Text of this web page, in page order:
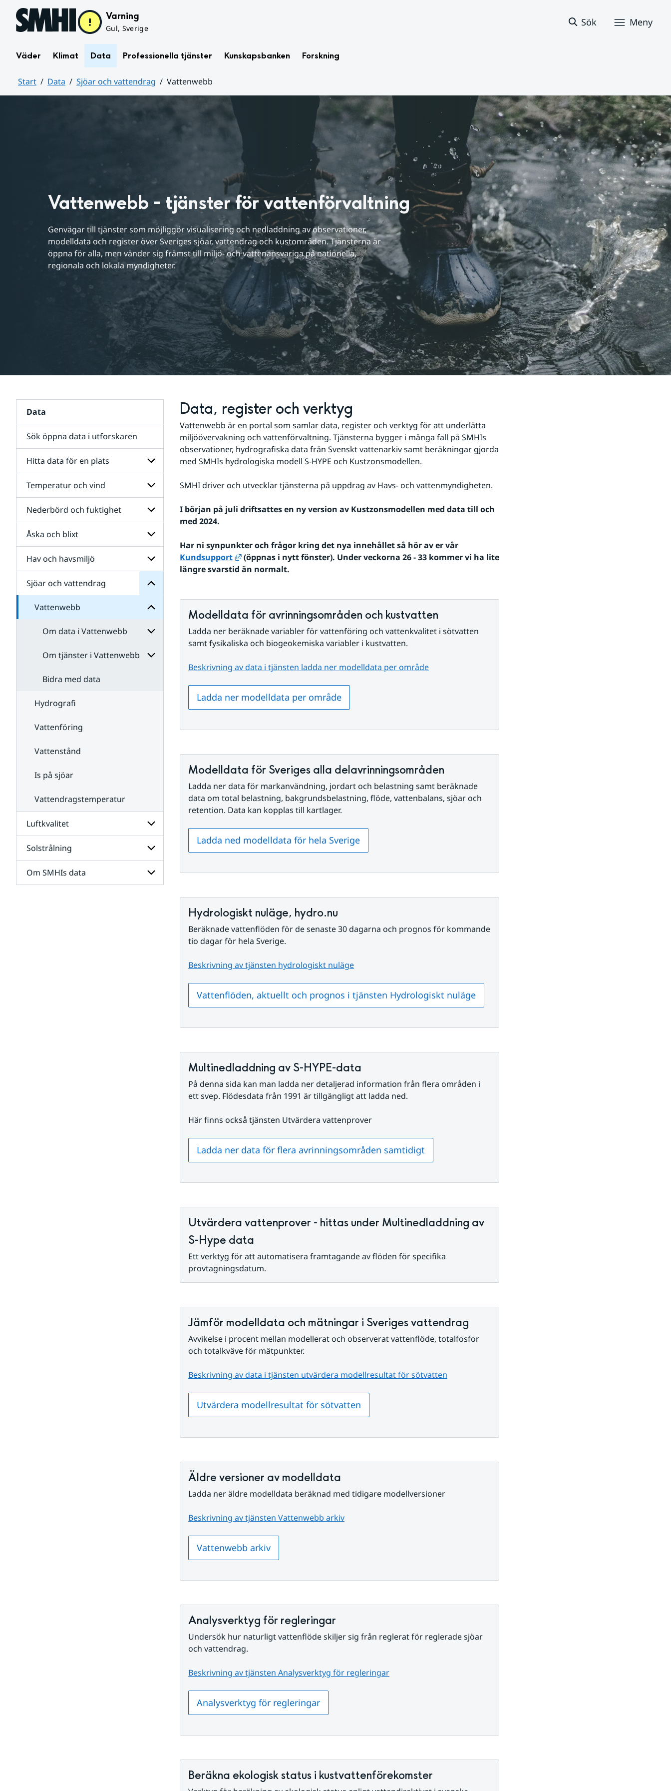
Hoppa till sidans innehåll Varning
Gul, Sverige
Sök Meny
Väder Klimat Data Professionella tjänster Kunskapsbanken Forskning
Start Data Sjöar och vattendrag
Vattenwebb
Vattenwebb - tjänster för vattenförvaltning
Genvägar till tjänster som möjliggör visualisering och nedladdning av observationer,
modelldata och register över Sveriges sjöar, vattendrag och kustområden. Tjänsterna är
öppna för alla, men vänder sig främst till miljö- och vattenansvariga på nationella,
regionala och lokala myndigheter.
Data
Sök öppna data i utforskaren
Hitta data för en plats
Undersidor
för
Hitta
data
för
en
Temperatur och vind
Undersidor
för
Temperatur
och
vind
Nederbörd och fuktighet
Undersidor
för
Nederbörd
och
fuktighet
Åska och blixt
Undersidor
för
Åska
och
Hav och havsmiljö
Undersidor
Hav
och
Sjöar och vattendrag
Undersidor
för
Sjöar
och
vattendrag
Vattenwebb
Undersidor
för
Vattenwebb
Om data i Vattenwebb
Undersidor
Om tjänster i Vattenwebb
Vattenwebb
Bidra med data
Hydrografi
Vattenföring
Vattenstånd
Is på sjöar
Vattendragstemperatur
Luftkvalitet
Undersidor
för
Luftkvalitet
Solstrålning
Undersidor
för
Om SMHIs data
Undersidor
Data, register och verktyg
Vattenwebb är en portal som samlar data, register och verktyg för att underlätta
miljöövervakning och vattenförvaltning. Tjänsterna bygger i många fall på SMHIs
observationer, hydrografiska data från Svenskt vattenarkiv samt beräkningar gjorda
med SMHIs hydrologiska modell S-HYPE och Kustzonsmodellen.
SMHI driver och utvecklar tjänsterna på uppdrag av Havs- och vattenmyndigheten.
I början på juli driftsattes en ny version av Kustzonsmodellen med data till och
med 2024.
Har ni synpunkter och frågor kring det nya innehållet så hör av er vår
Kundsupport
Länk till annan webbplats, öppnas i nytt fönster.
(öppnas i nytt fönster). Under veckorna 26 - 33 kommer vi ha lite
längre svarstid än normalt.
Modelldata för avrinningsområden och kustvatten
Ladda ner beräknade variabler för vattenföring och vattenkvalitet i sötvatten
samt fysikaliska och biogeokemiska variabler i kustvatten.
Beskrivning av data i tjänsten ladda ner modelldata per område
Ladda ner modelldata per område
Modelldata för Sveriges alla delavrinningsområden
Ladda ner data för markanvändning, jordart och belastning samt beräknade
data om total belastning, bakgrundsbelastning, flöde, vattenbalans, sjöar och
retention. Data kan kopplas till kartlager.
Ladda ned modelldata för hela Sverige
Hydrologiskt nuläge, hydro.nu
Beräknade vattenflöden för de senaste 30 dagarna och prognos för kommande
tio dagar för hela Sverige.
Beskrivning av tjänsten hydrologiskt nuläge
Vattenflöden, aktuellt och prognos i tjänsten Hydrologiskt nuläge
Multinedladdning av S-HYPE-data
På denna sida kan man ladda ner detaljerad information från flera områden i
ett svep. Flödesdata från 1991 är tillgängligt att ladda ned.
Här finns också tjänsten Utvärdera vattenprover
Ladda ner data för flera avrinningsområden samtidigt
Utvärdera vattenprover - hittas under Multinedladdning av
S-Hype data
Ett verktyg för att automatisera framtagande av flöden för specifika
provtagningsdatum.
Jämför modelldata och mätningar i Sveriges vattendrag
Avvikelse i procent mellan modellerat och observerat vattenflöde, totalfosfor
och totalkväve för mätpunkter.
Beskrivning av data i tjänsten utvärdera modellresultat för sötvatten
Utvärdera modellresultat för sötvatten
Äldre versioner av modelldata
Ladda ner äldre modelldata beräknad med tidigare modellversioner
Beskrivning av tjänsten Vattenwebb arkiv
Vattenwebb arkiv
Analysverktyg för regleringar
Undersök hur naturligt vattenflöde skiljer sig från reglerat för reglerade sjöar
och vattendrag.
Beskrivning av tjänsten Analysverktyg för regleringar
Analysverktyg för regleringar
Beräkna ekologisk status i kustvattenförekomster